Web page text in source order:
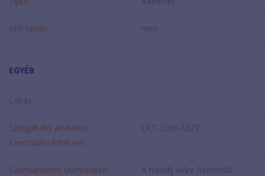
Wifi opció: nem
EGYÉB
Leírás: -
Szolgáltató általános
szerződési feltételei:
LRT-Com ÁSZF
Számlafizetés ütemezése: A havidíj előre fizetendő.